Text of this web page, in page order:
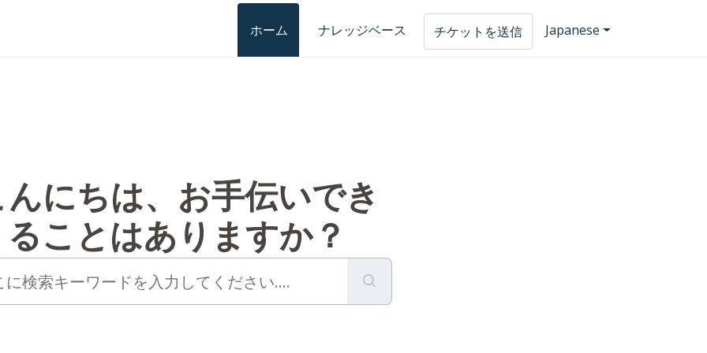
ホーム ナレッジベース チケットを送信 Japanese
んにちは、お手伝いでき
ることはありますか？